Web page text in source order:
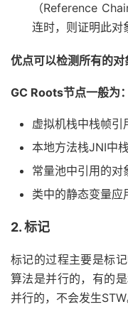
（Reference
连时，则证明此对
优点可以检测所有的
GC Roots节点一般为：
虚拟机栈中栈帧引
本地方法栈JNI中
常量池中引用的对
类中的静态变量应
2. 标记
标记的过程主要是标
算法是并行的，有的
并行的，不会发生STW